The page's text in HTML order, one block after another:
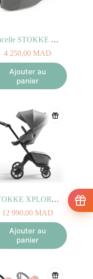
Nacelle STOKKE XPLORY X Gris Moderne
4 250,00 MAD
Ajouter au
panier
STOKKE XPLORY X Gris Moderne
12 990,00 MAD
Ajouter au
panier